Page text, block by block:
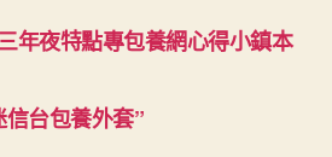
年夜特點專包養網心得小鎮本
台包養外套”